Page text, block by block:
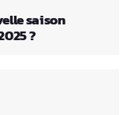
saison
?